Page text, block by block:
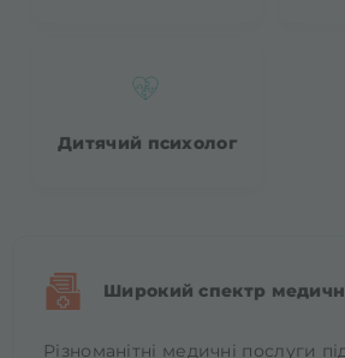
Дитячий психолог
Широкий спектр
Різноманітні медичні послуги